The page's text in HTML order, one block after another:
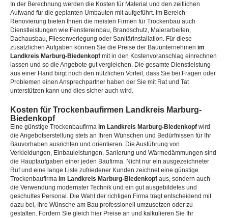
In der Berechnung werden die Kosten für Material und den zeitlichen
Aufwand für die geplanten Umbauten mit aufgeführt. Im Bereich
Renovierung bieten Ihnen die meisten Firmen für Trockenbau auch
Dienstleistungen wie Fenstereinbau, Brandschutz, Malerarbeiten,
Dachausbau, Fliesenverlegung oder Sanitärinstallation. Für diese
zusätzlichen Aufgaben können Sie die Preise der Bauunternehmen im
Landkreis Marburg-Biedenkopf mit in den Kostenvoranschlag einrechnen
lassen und so die Angebote gut vergleichen. Die gesamte Dienstleistung
aus einer Hand birgt noch den nützlichen Vorteil, dass Sie bei Fragen oder
Problemen einen Ansprechpartner haben der Sie mit Rat und Tat
unterstützen kann und dies sicher auch wird.
Kosten für Trockenbaufirmen Landkreis Marburg-
Biedenkopf
Eine günstige Trockenbaufirma im Landkreis Marburg-Biedenkopf wird
die Angebotserstellung stets an Ihren Wünschen und Bedürfnissen für Ihr
Bauvorhaben ausrichten und orientieren. Die Ausführung von
Verkleidungen, Einbauleistungen, Sanierung und Wärmedämmungen sind
die Hauptaufgaben einer jeden Baufirma. Nicht nur ein ausgezeichneter
Ruf und eine lange Liste zufriedener Kunden zeichnet eine günstige
Trockenbaufirma im Landkreis Marburg-Biedenkopf aus, sondern auch
die Verwendung modernster Technik und ein gut ausgebildetes und
geschultes Personal. Die Wahl der richtigen Firma trägt entscheidend mit
dazu bei, Ihre Wünsche am Bau professionell umzusetzen oder zu
gestalten. Fordern Sie gleich hier Preise an und kalkulieren Sie Ihr